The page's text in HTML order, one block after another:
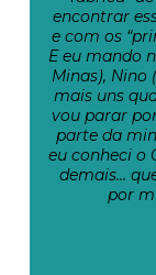
encontrar
e com os
E eu mando
Minas), Nino
mais uns
vou parar
parte da
eu conheci o
demais…
por